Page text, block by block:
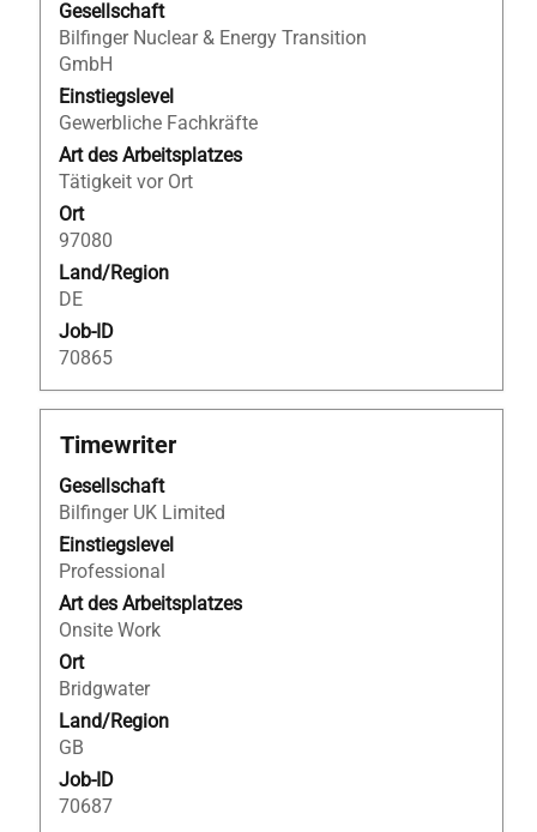
Gesellschaft
Bilfinger Nuclear & Energy Transition
GmbH
Einstiegslevel
Gewerbliche Fachkräfte
Art des Arbeitsplatzes
Tätigkeit vor Ort
Ort
97080
Land/Region
DE
Job-ID
70865
Leertaste,
um
die
Stelleninformationen
vollständig
anzuzeigen.
Stellenbezeichnung
Timewriter
Gesellschaft
Bilfinger UK Limited
Einstiegslevel
Professional
Art des Arbeitsplatzes
Onsite Work
Ort
Bridgwater
Land/Region
GB
Job-ID
70687
Drücken
die
Leertaste,
um
die
Stelleninformationen
vollständig
anzuzeigen.